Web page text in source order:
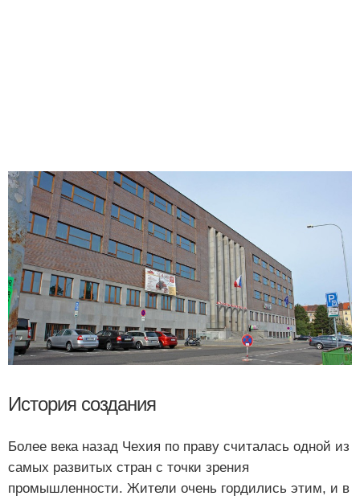
История создания
Более века назад Чехия по праву считалась одной из
самых развитых стран с точки зрения
промышленности. Жители очень гордились этим, и в